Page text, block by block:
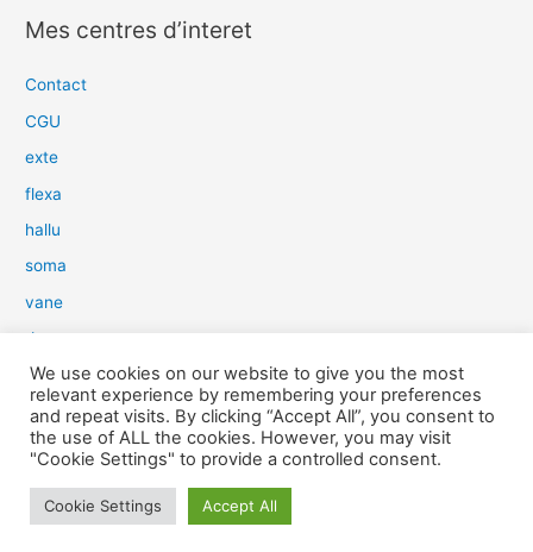
h
e
e
r
:
Mes centres d’interet
Contact
CGU
exte
flexa
hallu
soma
vane
dow
slim
aure
light
We use cookies on our website to give you the most
relevant experience by remembering your preferences
and repeat visits. By clicking “Accept All”, you consent to
the use of ALL the cookies. However, you may visit
"Cookie Settings" to provide a controlled consent.
Cookie Settings Accept All